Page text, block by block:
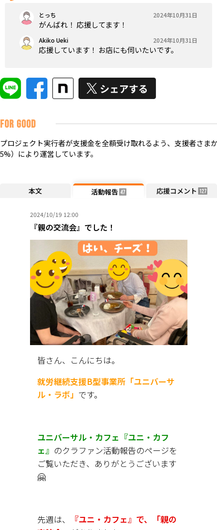
とっち 2024年10月31日
がんばれ！ 応援してます！
Akiko Ueki 2024年10月31日
応援しています！ お店にも伺いたいです。
FOR GOOD
プロジェクト実行者が支援金を全額受け取れるよう、支援者さま
5%）により運営しています。
本文 活動報告 47 応援コメント 127
2024/10/19 12:00
『親の交流会』でした！
皆さん、こんにちは。
就労継続支援B型事業所「ユニバーサ
ル・ラボ」 です。
ユニバーサル・カフェ『ユニ・カフ
ェ』 のクラファン活動報告のページを
ご覧いただき、ありがとうございます
🤗
先週は、
『ユニ・カフェ』で、「親の